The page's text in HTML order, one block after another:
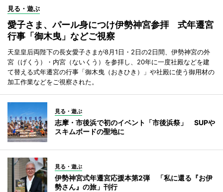
見る・遊ぶ
愛子さま、パール身につけ伊勢神宮参拝 式年遷宮
行事「御木曳」などご視察
天皇皇后両陛下の長女愛子さまが8月1日・2日の2日間、伊勢神宮の外
宮（げくう）・内宮（ないくう）を参拝し、20年に一度社殿などを建
て替える式年遷宮の行事「御木曳（おきひき）」や社殿に使う御用材の
加工作業などをご視察された。
見る・遊ぶ
志摩・市後浜で初のイベント「市後浜祭」 SUPや
スキムボードの聖地に
見る・遊ぶ
伊勢神宮式年遷宮応援本第2弾 「私に還る『お伊
勢さん』の旅」刊行